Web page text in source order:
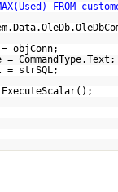
FROM
objConn;
= CommandType.Text;
= strSQL;